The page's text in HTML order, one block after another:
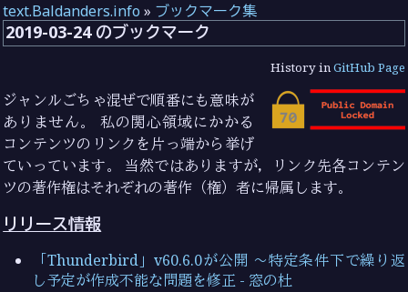
text.Baldanders.info » ブックマーク集
2019-03-24 のブックマーク
History inGitHub Page
ジャンルごちゃ混ぜで順番にも意味が
ありません。 私の関心領域にかかる
コンテンツのリンクを片っ端から挙げ
ていっています。 当然ではありますが，リンク先各コンテン
ツの著作権はそれぞれの著作（権）者に帰属します。
リリース情報
「Thunderbird」v60.6.0が公開 ～特定条件下で繰り返
し予定が作成不能な問題を修正 - 窓の杜